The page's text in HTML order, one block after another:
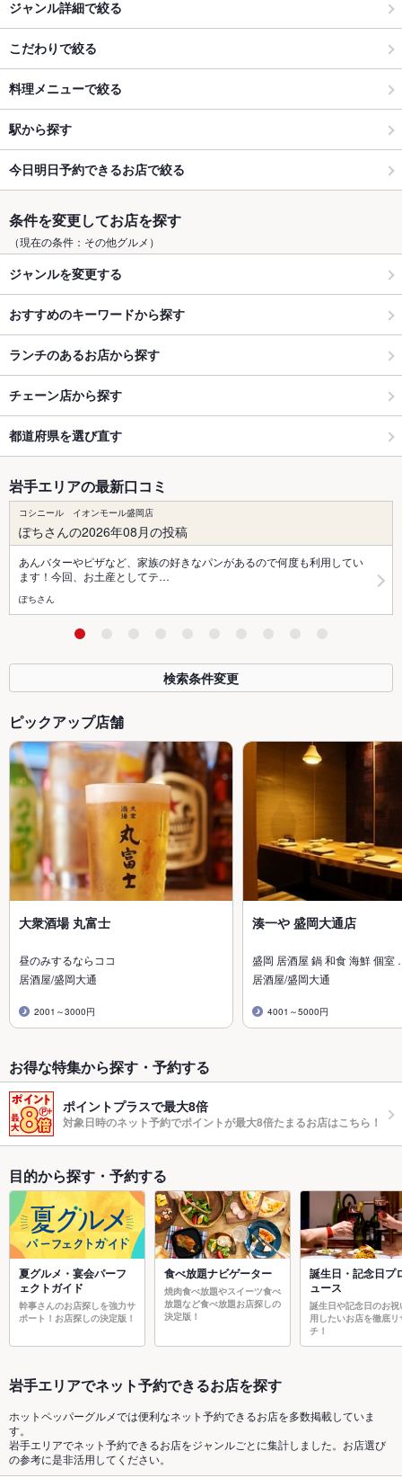
ジャンル詳細で絞る
こだわりで絞る
料理メニューで絞る
駅から探す
今日明日予約できるお店で絞る
条件を変更してお店を探す
（現在の条件：その他グルメ）
ジャンルを変更する
おすすめのキーワードから探す
ランチのあるお店から探す
チェーン店から探す
都道府県を選び直す
岩手エリアの最新口コミ
コシニール イオンモール盛岡店
ぽちさんの2026年08月の投稿
あんバターやピザなど、家族の好きなパンがあるので何度も利用してい
ます！今回、お土産としてテ…
ぽちさん
検索条件変更
ピックアップ店舗
大衆酒場 丸富士
昼のみするならココ
居酒屋/盛岡大通
2001～3000円
湊一や 盛岡大通店
盛岡 居酒屋 鍋 和食 海鮮 個室
居酒屋/盛岡大通
4001～5000円
お得な特集から探す・予約する
ポイントプラスで最大8倍
対象日時のネット予約でポイントが最大8倍たまるお店はこちら！
目的から探す・予約する
夏グルメ・宴会パーフ
ェクトガイド
幹事さんのお店探しを強力サ
ポート！お店探しの決定版！
食べ放題ナビゲーター
焼肉食べ放題やスイーツ食べ
放題など食べ放題お店探しの
決定版！
誕生日・記念日プ
ュース
誕生日や記念日のお祝
用したいお店を徹底リ
チ！
岩手エリアでネット予約できるお店を探す
ホットペッパーグルメでは便利なネット予約できるお店を多数掲載していま
す。
岩手エリアでネット予約できるお店をジャンルごとに集計しました。お店選び
の参考に是非活用してください。